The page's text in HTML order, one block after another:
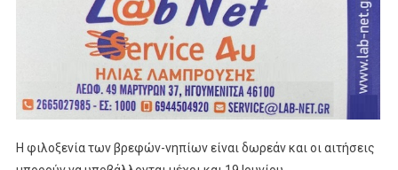
Η φιλοξενία των βρεφών-νηπίων είναι δωρεάν και οι αιτήσεις